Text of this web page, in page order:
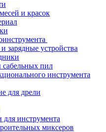
и красок
зарядные устройства
сабельных пил
инструмента
для дрели
для инструмента
миксеров